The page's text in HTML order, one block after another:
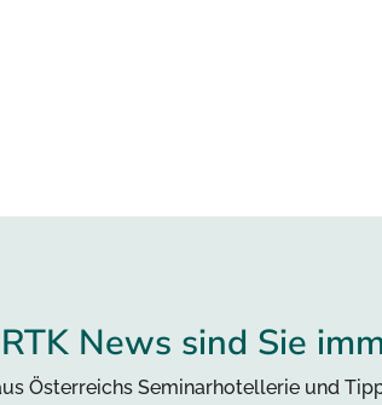
News sind Sie
Österreichs Seminarhotellerie und